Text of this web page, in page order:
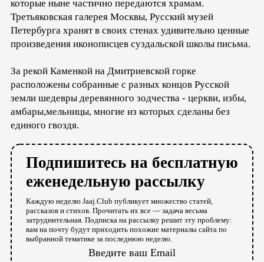
которые ныне частично передаются храмам.
Третьяковская галерея Москвы, Русский музей
Петербурга хранят в своих стенах удивительно ценные
произведения иконописцев суздальской школы письма.
За рекой Каменкой на Дмитриевской горке
расположены собранные с разных концов Русской
земли шедевры деревянного зодчества - церкви, избы,
амбары,мельницы, многие из которых сделаны без
единого гвоздя.
Подпишитесь на бесплатную
еженедельную рассылку
Каждую неделю Jaaj.Club публикует множество статей,
рассказов и стихов. Прочитать их все — задача весьма
затруднительная. Подписка на рассылку решит эту проблему:
вам на почту будут приходить похожие материалы сайта по
выбранной тематике за последнюю неделю.
Введите ваш Email